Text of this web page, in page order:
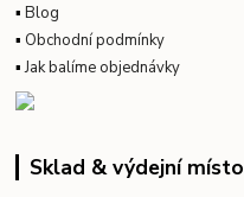
▪Blog
▪ Obchodní podmínky
▪Jak balíme objednávky
Sklad & výdejní místo